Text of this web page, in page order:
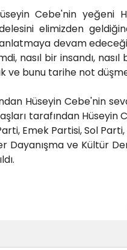
Cebe'nin yeğeni
elimizden
devam
nasıl bir insandı,
ve bunu tarihe not
Hüseyin Cebe'nin
tarafından Hüseyin
Emek Partisi, Sol Parti,
Dayanışma ve Kültür